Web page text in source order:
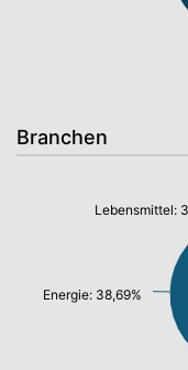
Branchen
Energie: 38,69%
Lebensmittel: